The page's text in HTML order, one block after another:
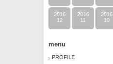
2016
12
2016
11
2016
10
menu
PROFILE